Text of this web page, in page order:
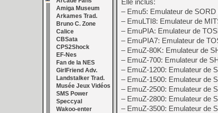
Amiga Museum
Arkames Trad.
Bruno C. Zone
Calice
CBSata
CPS2Shock
EF-Nes
Fan de la NES
GirlFriend Adv.
Landstalker Trad.
Musée Jeux Vidéos
SMS Power
Speccyal
Wakoo-enter
Elle inclus:
– Emu5: Emulateur de SORD
– EmuLTI8: Emulateur de
– EmuPIA: Emulateur de
– EmuPIA7: Emulateur de
– EmuZ-80K: Emulateur de
– EmuZ-700: Emulateur de
– EmuZ-1200: Emulateur de
– EmuZ-1500: Emulateur de
– EmuZ-2500: Emulateur de
– EmuZ-2800: Emulateur de
– EmuZ-3500: Emulateur de